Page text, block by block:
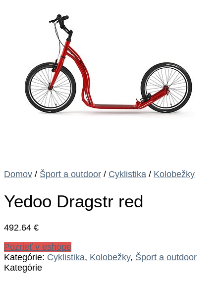
Domov / Šport a outdoor / Cyklistika / Kolobežky
Yedoo Dragstr red
492.64 €
Pozrieť v eshope
Kategórie: Cyklistika, Kolobežky, Šport a outdoor
Kategórie